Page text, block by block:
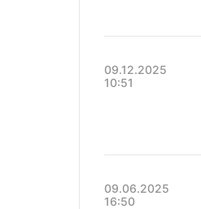
09.12.2025
10:51
09.06.2025
16:50